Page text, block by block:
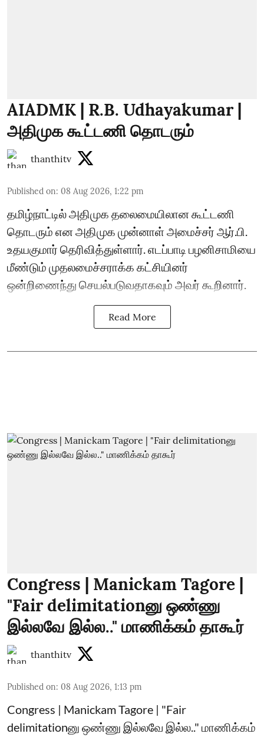
AIADMK | R.B. Udhayakumar |
அதிமுக கூட்டணி தொடரும்
thanthitv
Published on: 08 Aug 2026, 1:22 pm
தமிழ்நாட்டில் அதிமுக தலைமையிலான கூட்டணி
தொடரும் என அதிமுக முன்னாள் அமைச்சர் ஆர்.பி.
உதயகுமார் தெரிவித்துள்ளார். எடப்பாடி பழனிசாமியை
மீண்டும் முதலமைச்சராக்க கட்சியினர்
ஒன்றிணைந்து செயல்படுவதாகவும் அவர் கூறினார்.
Read More
Congress | Manickam Tagore |
"Fair delimitationனு ஒண்ணு
இல்லவே இல்ல.." மாணிக்கம் தாகூர்
thanthitv
Published on: 08 Aug 2026, 1:13 pm
Congress | Manickam Tagore | "Fair
delimitationனு ஒண்ணு இல்லவே இல்ல.." மாணிக்கம்